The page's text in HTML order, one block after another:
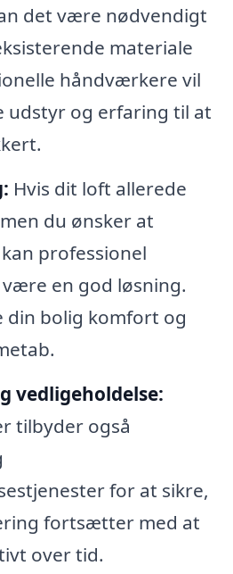
det være nødvendigt
materiale
håndværkere vil
udstyr og erfaring til at
Hvis dit loft allerede
du ønsker at
professionel
en god løsning.
din bolig komfort og
vedligeholdelse:
tilbyder også
for at sikre,
fortsætter med at
over tid.